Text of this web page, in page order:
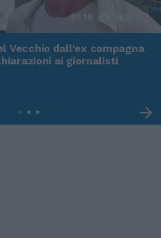
01:16
Vecchio dall'ex compagna
ai giornalisti